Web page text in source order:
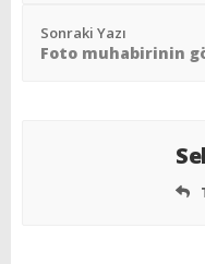
Sonraki Yazı